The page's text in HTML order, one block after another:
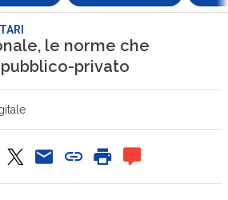
le norme che
pubblico-privato